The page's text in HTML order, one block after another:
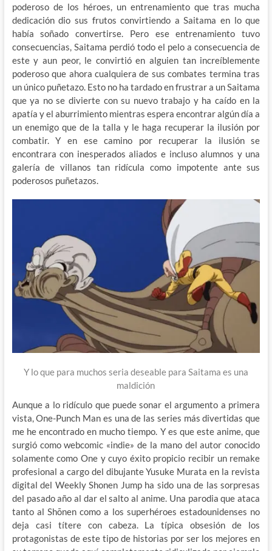
poderoso de los héroes, un entrenamiento que tras mucha
dedicación dio sus frutos convirtiendo a Saitama en lo que
había soñado convertirse. Pero ese entrenamiento tuvo
consecuencias, Saitama perdió todo el pelo a consecuencia de
este y aun peor, le convirtió en alguien tan increíblemente
poderoso que ahora cualquiera de sus combates termina tras
un único puñetazo. Esto no ha tardado en frustrar a un Saitama
que ya no se divierte con su nuevo trabajo y ha caído en la
apatía y el aburrimiento mientras espera encontrar algún día a
un enemigo que de la talla y le haga recuperar la ilusión por
combatir. Y en ese camino por recuperar la ilusión se
encontrara con inesperados aliados e incluso alumnos y una
galería de villanos tan ridícula como impotente ante sus
poderosos puñetazos.
Y lo que para muchos seria deseable para Saitama es una
maldición
Aunque a lo ridículo que puede sonar el argumento a primera
vista, One-Punch Man es una de las series más divertidas que
me he encontrado en mucho tiempo. Y es que este anime, que
surgió como webcomic «indie» de la mano del autor conocido
solamente como One y cuyo éxito propicio recibir un remake
profesional a cargo del dibujante Yusuke Murata en la revista
digital del Weekly Shonen Jump ha sido una de las sorpresas
del pasado año al dar el salto al anime. Una parodia que ataca
tanto al Shōnen como a los superhéroes estadounidenses no
deja casi títere con cabeza. La típica obsesión de los
protagonistas de este tipo de historias por ser los mejores en